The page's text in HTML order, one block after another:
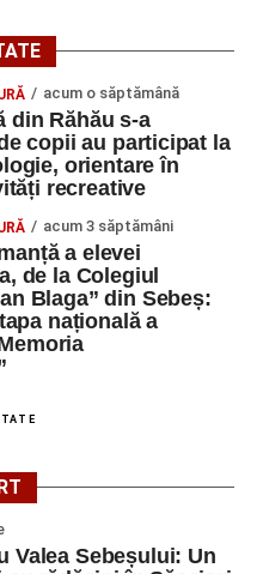
acum o săptămână
din Răhău s-a
copii au participat la
orientare în
recreative
acum 3 săptămâni
a elevei
de la Colegiul
Blaga” din Sebeș:
națională a
Valea Sebeșului: Un